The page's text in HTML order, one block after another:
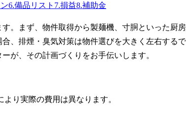
6.備品リスト 7.損益8.補助金
。まず、物件取得から製麺機、寸胴といった厨
、排煙・臭気対策は物件選びを大きく左右する
が、その計画づくりをお手伝いします。
り実際の費用は異なります。